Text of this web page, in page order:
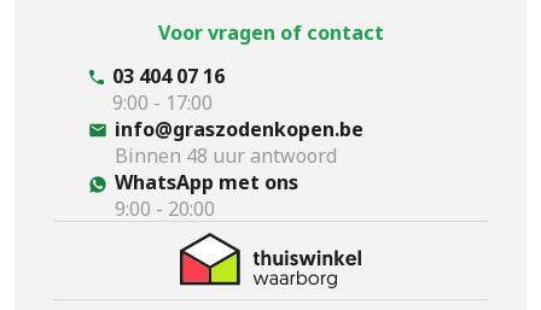
Voor vragen of contact
03 404 07 16
9:00 - 17:00
info@graszodenkopen.be
Binnen 48 uur antwoord
WhatsApp met ons
9:00 - 20:00